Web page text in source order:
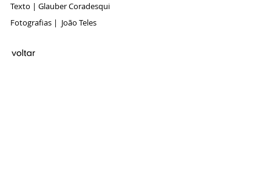
Texto | Glauber Coradesqui
Fotografias | João Teles